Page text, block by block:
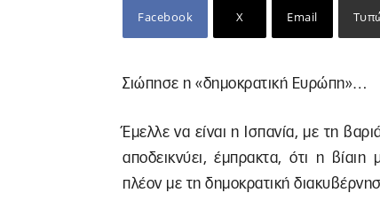
Facebook X Email
Σιώπησε η «δημοκρατική Ευρώπη»…
Έμελλε να είναι η Ισπανία, με τη
αποδεικνύει, έμπρακτα, ότι η
πλέον με τη δημοκρατική